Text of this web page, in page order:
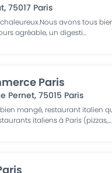
,75017 Paris
avons tous
agréable, un digesti...
Paris
Pernet,75015 Paris
mangé, restaurant italien
italiens à Paris (pizzas,...